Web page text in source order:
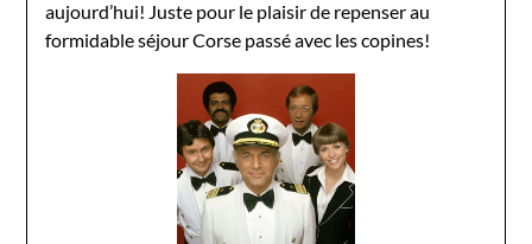
aujourd’hui! Juste pour le plaisir de repenser au
formidable séjour Corse passé avec les copines!